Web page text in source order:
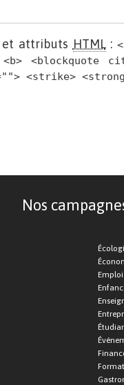
et attributs HTML:
<blockquote
<strike>
Nos
Emploi